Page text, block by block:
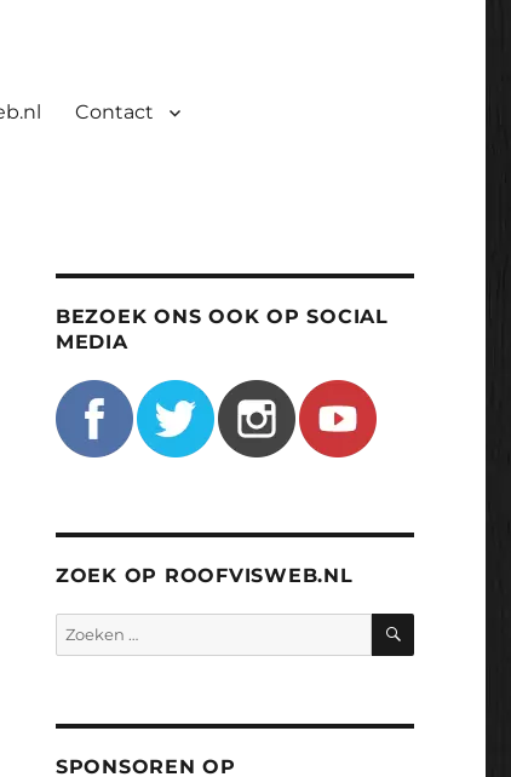
Contact
BEZOEK ONS OOK OP SOCIAL
MEDIA
ZOEK OP ROOFVISWEB.NL
Zoeken
naar:
ZOEKEN
SPONSOREN OP